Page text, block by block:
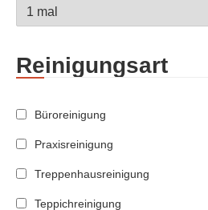
Reinigungsart
Büroreinigung
Praxisreinigung
Treppenhausreinigung
Teppichreinigung